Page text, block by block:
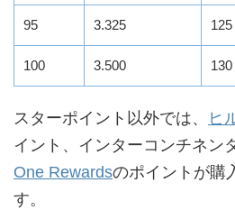
95 3.325 125
100 3.500 130
スターポイント以外では、 ヒ
イント、インターコンチネン
One Rewardsのポイントが購
す。